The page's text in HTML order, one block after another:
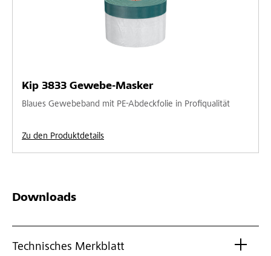
Kip 3833 Gewebe-Masker
Blaues Gewebeband mit PE-Abdeckfolie in Profiqualität
Zu den Produktdetails
Downloads
Technisches Merkblatt